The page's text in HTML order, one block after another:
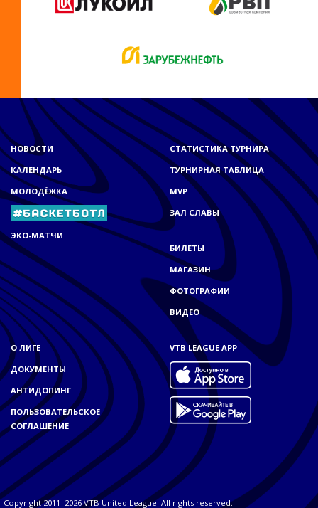
НОВОСТИ
КАЛЕНДАРЬ
МОЛОДЁЖКА
ЭКО-МАТЧИ
СТАТИСТИКА ТУРНИРА
ТУРНИРНАЯ ТАБЛИЦА
MVP
ЗАЛ СЛАВЫ
БИЛЕТЫ
МАГАЗИН
ФОТОГРАФИИ
ВИДЕО
О ЛИГЕ
ДОКУМЕНТЫ
АНТИДОПИНГ
ПОЛЬЗОВАТЕЛЬСКОЕ
СОГЛАШЕНИЕ
VTB LEAGUE APP
Copyright 2011–2026 VTB United League. All rights reserved.